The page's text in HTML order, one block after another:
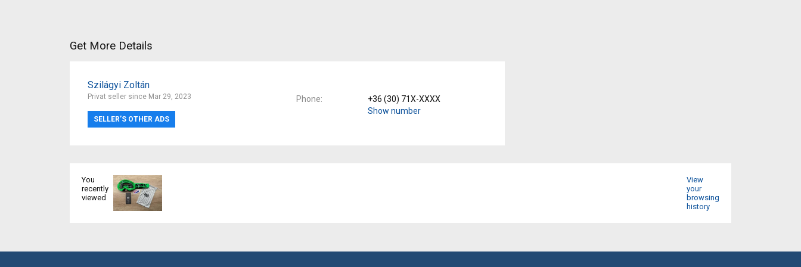
Get More Details
Szilágyi Zoltán
Privat seller since Mar 29, 2023
SELLER’S OTHER ADS
Phone
+36 (30) 71X-XXXX
Show number
You
recently
viewed
View
your
browsing
history